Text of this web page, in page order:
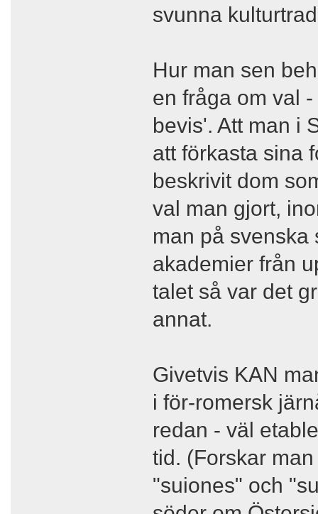
svunna
Hur man sen
en fråga om val
bevis'. Att man i
att förkasta sina
beskrivit dom
val man gjort,
man på svenska
akademier från
talet så var det
annat.
Givetvis KAN
i för-romersk
redan - väl
tid. (Forskar
"suiones" och